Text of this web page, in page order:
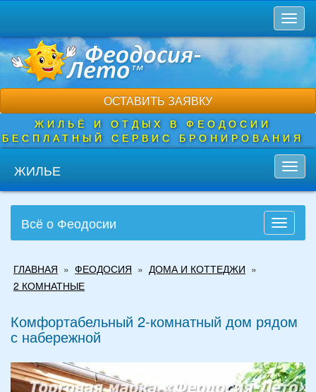
основному
содержанию
ОСТАВИТЬ ЗАЯВКУ
ЖИЛЬЁ И ОТДЫХ В ФЕОДОСИИ
БЕСПЛАТНЫЙ СЕРВИС БРОНИРОВАНИЯ
ЖИЛЬЕ
Toggle
Всё о Феодосии
здесь
ГЛАВНАЯ » ФЕОДОСИЯ » ДОМА И КОТТЕДЖИ »
2 КОМНАТНЫЕ
Комфортабельный 2-комнатный дом рядом
с набережной